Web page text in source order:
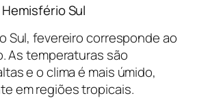
Sul
Sul, fevereiro corresponde ao
As temperaturas são
e o clima é mais úmido,
em regiões tropicais.